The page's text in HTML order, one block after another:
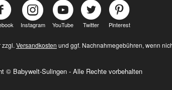
Instagram YouTube Twitter Pinterest
zzgl. Versandkosten und ggf. Nachnahmegebühren, wenn
© Babywelt-Sulingen - Alle Rechte vorbehalten